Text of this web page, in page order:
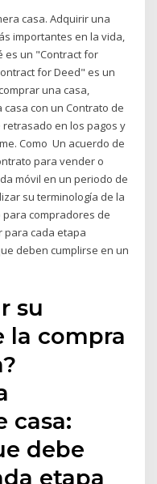
casa. Adquirir una
importantes en la vida,
es un "Contract for
for Deed" es un
una casa,
con un Contrato de
retrasado en los pagos y
Como Un acuerdo de
para vender o
móvil en un periodo de
su terminología de la
para compradores de
para cada etapa
deben cumplirse en un
su
la compra
casa:
debe
etapa